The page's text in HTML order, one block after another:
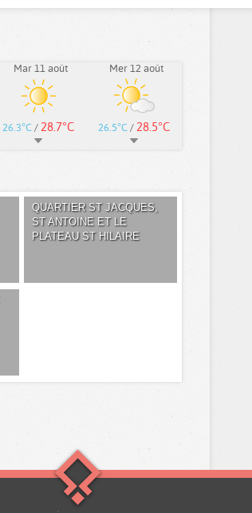
Mar 11 août
26.3°C / 28.7°C
Mer 12 août
26.5°C / 28.5°C
QUARTIER ST JACQUES,
ST ANTOINE ET LE
PLATEAU ST HILAIRE